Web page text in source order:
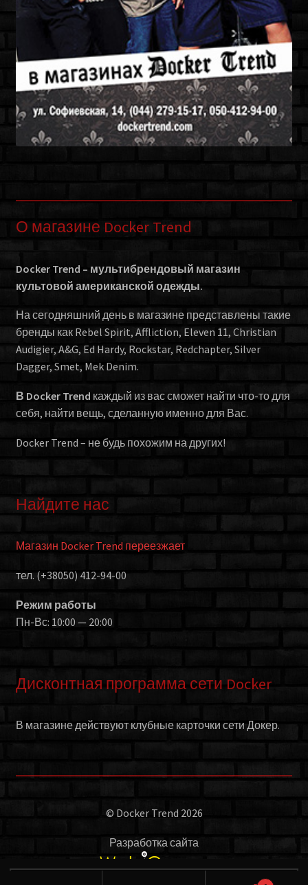
О магазине Docker Trend
Docker Trend – мультибрендовый магазин
культовой американской одежды.
На сегодняшний день в магазине представлены такие
бренды как Rebel Spirit, Affliction, Eleven 11, Christian
Audigier, A&G, Ed Hardy, Rockstar, Redchapter, Silver
Dagger, Smet, Mek Denim.
В Docker Trend каждый из вас сможет найти что-то для
себя, найти вещь, сделанную именно для Вас.
Docker Trend – не будь похожим на других!
Найдите нас
Магазин Docker Trend переезжает
тел. (+38050) 412-94-00
Режим работы
Пн-Вс: 10:00 — 20:00
Дисконтная программа сети Docker
В магазине действуют клубные карточки сети Докер.
© Docker Trend 2026
Разработка сайта